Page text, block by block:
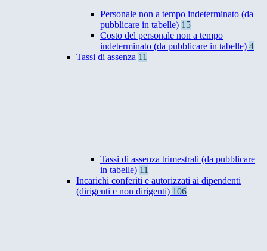
Personale non a tempo indeterminato (da
pubblicare in tabelle) 15
Costo del personale non a tempo
indeterminato (da pubblicare in tabelle) 4
Tassi di assenza 11
Tassi di assenza trimestrali (da pubblicare
in tabelle) 11
Incarichi conferiti e autorizzati ai dipendenti
(dirigenti e non dirigenti) 106